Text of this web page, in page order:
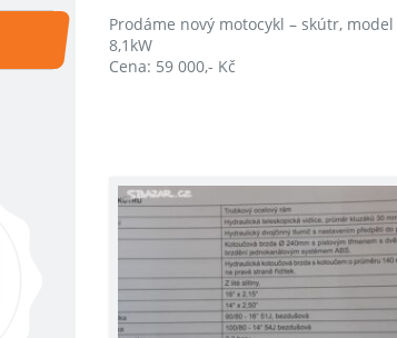
Prodáme nový motocykl – skútr, model
8,1kW
Cena: 59 000,- Kč